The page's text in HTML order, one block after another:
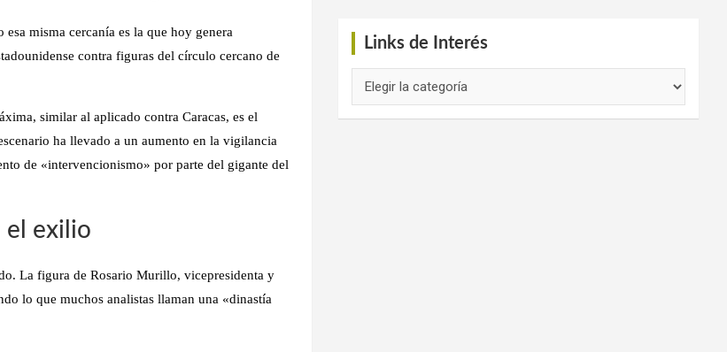
misma cercanía es la que hoy genera
contra figuras del círculo cercano de
, similar al aplicado contra Caracas, es el
ha llevado a un aumento en la vigilancia
de «intervencionismo» por parte del gigante del
el exilio
La figura de Rosario Murillo, vicepresidenta y
lo que muchos analistas llaman una «dinastía
Links de Interés
de